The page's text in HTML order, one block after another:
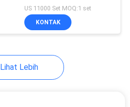
Kecil
US 11000 Set MOQ:1 set
KONTAK
Lihat Lebih